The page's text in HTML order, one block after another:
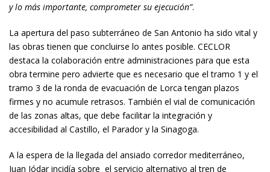
y lo más importante, comprometer su ejecución”.
La apertura del paso subterráneo de San Antonio ha sido vital y
las obras tienen que concluirse lo antes posible. CECLOR
destaca la colaboración entre administraciones para que esta
obra termine pero advierte que es necesario que el tramo 1 y el
tramo 3 de la ronda de evacuación de Lorca tengan plazos
firmes y no acumule retrasos. También el vial de comunicación
de las zonas altas, que debe facilitar la integración y
accesibilidad al Castillo, el Parador y la Sinagoga.
A la espera de la llegada del ansiado corredor mediterráneo,
Juan Jódar incidía sobre el servicio alternativo al tren de